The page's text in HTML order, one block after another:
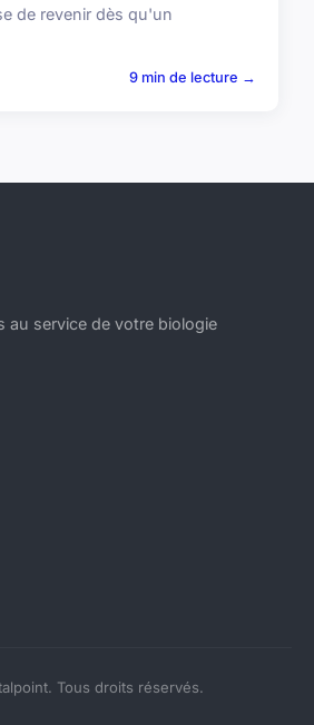
de revenir dès qu'un
9 min de lecture →
au service de votre biologie
Tous droits réservés.